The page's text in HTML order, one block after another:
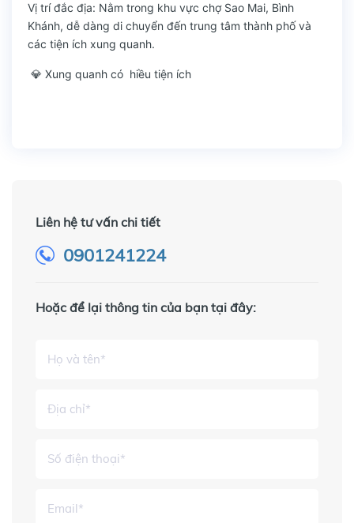
Vị trí đắc địa: Nằm trong khu vực chợ Sao Mai, Bình
Khánh, dễ dàng di chuyển đến trung tâm thành phố và
các tiện ích xung quanh.
💎 Xung quanh có hiều tiện ích
Liên hệ tư vấn chi tiết
0901241224
Hoặc để lại thông tin của bạn tại đây: